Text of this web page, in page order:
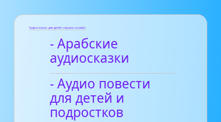
Аудиосказки для детей слушать онлайн
- Арабские
аудиосказки
- Аудио повести
для детей и
подростков